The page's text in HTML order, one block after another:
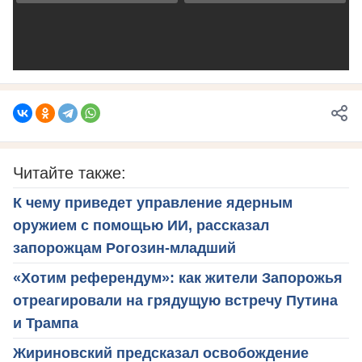
Читайте также:
К чему приведет управление ядерным
оружием с помощью ИИ, рассказал
запорожцам Рогозин-младший
«Хотим референдум»: как жители Запорожья
отреагировали на грядущую встречу Путина
и Трампа
Жириновский предсказал освобождение